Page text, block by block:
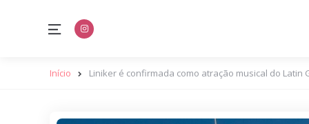
Menu
Início Liniker é confirmada como atração musical do Latin